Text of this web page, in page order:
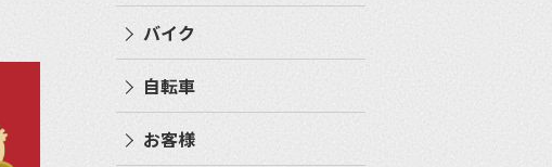
バイク
自転車
お客様